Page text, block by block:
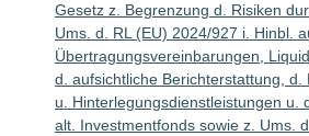
Gesetz z. Begrenzung d. Risiken
Ums. d. RL (EU) 2024/927 i. Hinbl.
Übertragungsvereinbarungen,
d. aufsichtliche Berichterstattung, d.
u. Hinterlegungsdienstleistungen u.
alt. Investmentfonds sowie z. Ums.